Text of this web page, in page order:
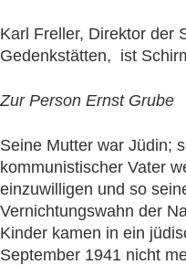
Karl Freller, Direktor der
Gedenkstätten, ist
Zur Person Ernst Grube
Seine Mutter war Jüdin;
kommunistischer Vater
einzuwilligen und so
Vernichtungswahn der
Kinder kamen in ein
September 1941 nicht